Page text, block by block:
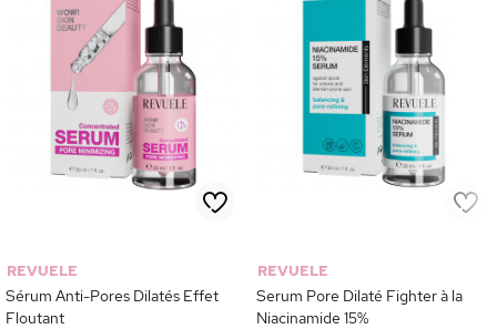
REVUELE
Sérum Anti-Pores Dilatés Effet
Floutant
REVUELE
Serum Pore Dilaté Fighter à la
Niacinamide 15%